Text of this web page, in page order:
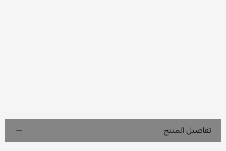
تفاصيل المنتج